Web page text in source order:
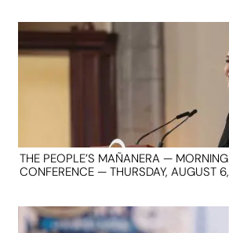
THE PEOPLE’S MAÑANERA —
CONFERENCE — THURSDAY, AUGUST